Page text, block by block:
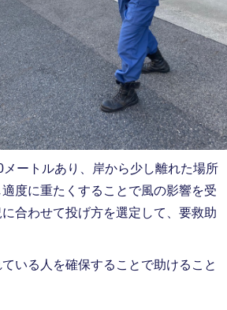
ートルあり、岸から少し離れた場所
度に重たくすることで風の影響を受
合わせて投げ方を選定して、要救助
いる人を確保することで助けること